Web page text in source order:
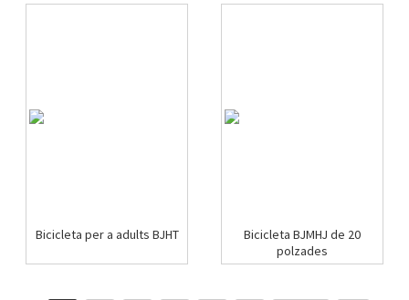
Bicicleta per a adults BJHT
Bicicleta BJMHJ de 20
polzades